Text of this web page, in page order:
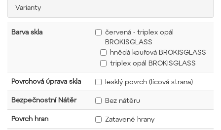
Varianty
Barva skla
červená - triplex opál
BROKISGLASS
hnědá kouřová BROKISGLASS
triplex opál BROKISGLASS
Povrchová úprava skla lesklý povrch (lícová strana)
Bezpečnostní Nátěr Bez nátěru
Povrch hran Zatavené hrany